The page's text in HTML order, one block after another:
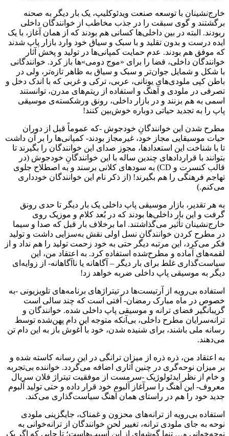
خارج‌نشینان با توسعه صنعت ویدئوکلیپ، یک بار دیگر به صحنه
برگشتند و گوی سبقت را در جذب مخاطب از خوانندگان داخلی
ربودند. البته در بین داخلی‌ها کسانی هم بودند که از همان آغاز، با یک
ایده درست و بدون تقلید و با سبک و سیاق خود وارد بازار پاپ شدند
که موفق هم بودند. عدم حمایت کمپانی‌ها در تولید و پخش آثار
خوانندگان داخلی، فضا را برای «موج دومی»ها باز کرد. خوانندگانی
با شکل و شمایل جوان‌تر و سبک و سیاق به ظاهر تازه‌تر، ولی در
باطن کپی ملودی‌های یونانی، عربی، ترکی و غربی که با اندک دخل و
تصرفی در ملودی و آهنگ و استفاده از ریتم‌های مدرن، توانستند
اسمی به هم بزنند و در بازار داخلی، رونق ورشکسته‌ی موسیقی
پاپ را به تجدید حیاتی دوباره خوش‌بین کنند!
مطرح شدن این خوانندگانِ خودجوش -که عموماً قبل از دوران
حیات موسیقایی مجاز خود، غیرمجاز بودند- کمپانی‌ها را بر آن داشت
تا با شناخت این استعدادها، مجوز صدای این خوانندگان را بگیرند تا
بتوانند با قراردادهای چندین ساله با این خوانندگانِ خودجوش (در
قالب کنسرت و CD) به سودهای کلانی برسند و به اصطلاح جلوی
تهاجم فرهنگی را هم بگیرند! (از ذکر نام این خوانندگان خودداری
می‌کنم.)
به هر تقدیر، بازار موسیقی پاپ داخلی یک بار دیگر تا حدی رونق
گرفت و این بار داخلی‌ها بودند که در بُعد کلام و موزیک روی
خارج‌نشینان تأثیر می‌گذاشتند. اما برخلاف بار قبل که صدا و سیما
در مطرح کردن خوانندگانِ نسل اولی نقش به‌سزایی داشت و تولید
فکر می‌کرد، این مرتبه دیگر حتی به خود زحمت تولید را هم نداد و از
لقمه‌های آماده و مطرح‌شده استفاده کرد. به اعتقاد من، این
سیاست‌گذاری غلط برای بار دیگر – آگاهانه یا ناآگاهانه- از زوایه‌ای
دیگر به موسیقی پاپ داخلی ضربه خواهد زد!
استفاده بی‌رویه از آرتیست‌ها در تیتراژهای برنامه‌های تلویزیونی -به
خصوص در ماه مبارک رمضان- آفتی است که چند سالی است
گریبانگیر فضای ترانه و موسیقی پاپ داخلی شده. خوانندگان و
ترانه‌سرایان مطرح داخلی، بی‌آنکه متوجه این دام پهن‌شده توسط
رسانه ملی باشند، برای شنیده شدن، خود با آغوش باز به این دام تن
می‌دهند.
به اعتقاد من، ذره ذره از میزان ترانگی در این رسانه کاسته شده و
بر میزان نوحه‌گری در چنین آثاری اضافه می‌گردد. خواننده بی‌تجربه
و خام از نظر ایدئولوژیک -سرمست از موفقیت تیتراژ فلان سریال
معروف- این آهنگ را سرآغاز آلبوم خود قرار داده و حتی تولید آلبوم
جدید خود را هم در راستای همان آهنگ سیاست‌گذاری می‌کند.
استفاده بی‌رویه از ترانه‌های محزون و غمناک، جایگزینی ملودی
نوحه به جای ملودی ترانه، تغییر لحن خوانندگان از ترانه‌خوانی به
نوحه‌خوانی و… تنها گوشه‌‌ای از این آسیب‌‌‌‌‌هاست؛ تا جایی که اگر یک